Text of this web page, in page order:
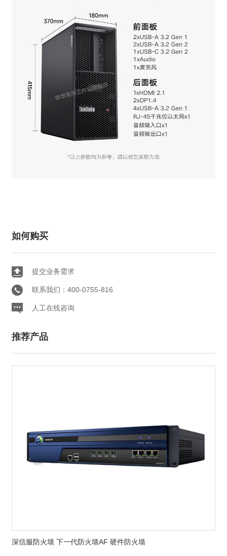
如何购买
提交业务需求
联系我们：400-0755-816
人工在线咨询
推荐产品
深信服防火墙 下一代防火墙AF 硬件防火墙